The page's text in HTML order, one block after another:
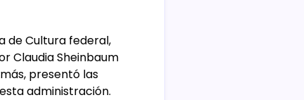
de Cultura federal,
Claudia Sheinbaum
presentó las
administración.